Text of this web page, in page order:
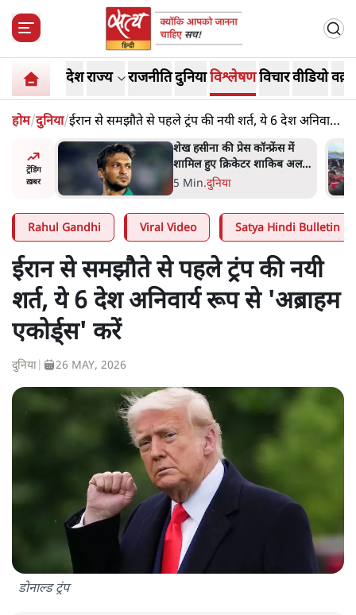
देशराज्य राजनीतिदुनियाविश्लेषणविचारवीडियो
होम/दुनिया/ईरान से समझौते से पहले ट्रंप की नयी शर्त, ये 6 देश अनिवार्य
रूप से 'अब्राहम एकोर्ड्स' करें
ट्रेंडिंग
ख़बर
अहमद
में बंद
शेख हसीना की प्रेस कॉन्फ्रेंस में
शामिल हुए क्रिकेटर शाकिब अल
हसन के घर पर पेट्रोल बम से हमला
5 Min.दुनिया
Rahul Gandhi Viral Video Satya Hindi Bulletin
ईरान से समझौते से पहले ट्रंप की नयी
शर्त, ये 6 देश अनिवार्य रूप से 'अब्राहम
एकोर्ड्स' करें
दुनिया 26 MAY, 2026
डोनाल्ड ट्रंप